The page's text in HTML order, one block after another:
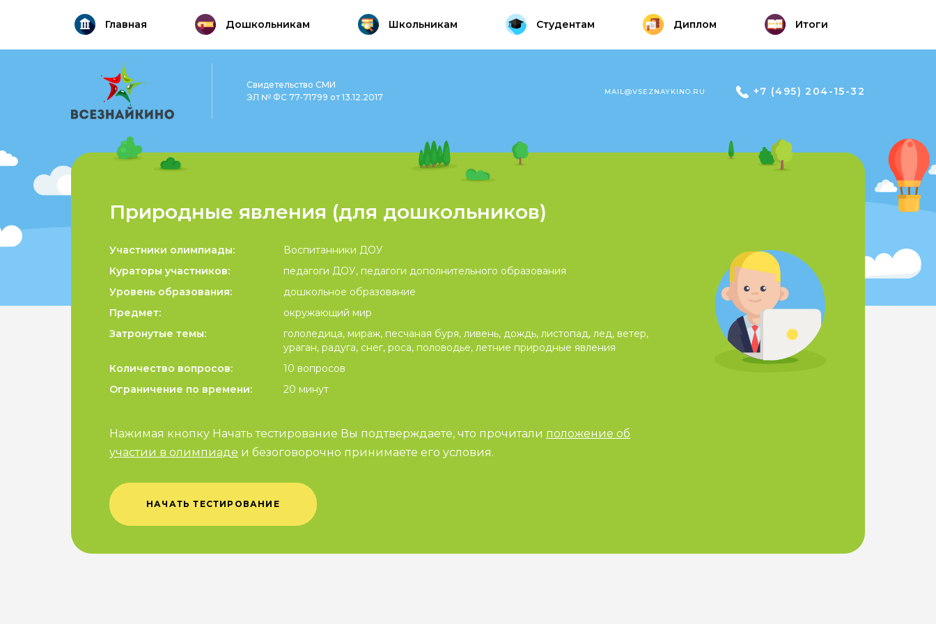
Главная Дошкольникам Школьникам Студентам Диплом Итоги
Свидетельство СМИ
ЭЛ № ФС 77-71799 от 13.12.2017
MAIL@VSEZNAYKINO.RU +7 (495) 204-15-32
Природные явления (для дошкольников)
Участники олимпиады:
Воспитанники ДОУ
Кураторы участников:
педагоги ДОУ, педагоги дополнительного образования
Уровень образования:
дошкольное образование
Предмет:
окружающий мир
Затронутые темы:
гололедица, мираж, песчаная буря, ливень, дождь, листопад, лед, ветер,
ураган, радуга, снег, роса, половодье, летние природные явления
Количество вопросов:
10 вопросов
Ограничение по времени:
20 минут
Нажимая кнопку Начать тестирование Вы подтверждаете, что прочитали положение об
участии в олимпиаде и безоговорочно принимаете его условия.
НАЧАТЬ ТЕСТИРОВАНИЕ